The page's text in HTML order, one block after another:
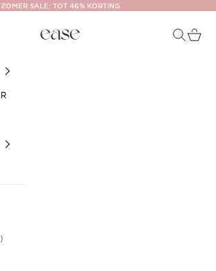
ZOMER SALE: TOT 46% KORTING
Ease Cosmetics Zoeken